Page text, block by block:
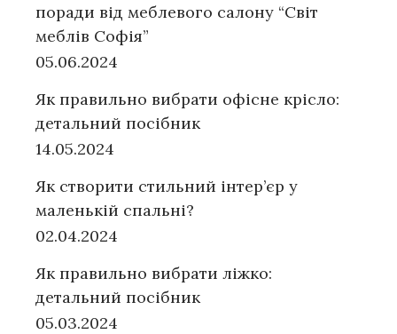
поради від меблевого салону “Світ
меблів Софія”
05.06.2024
Як правильно вибрати офісне крісло:
детальний посібник
14.05.2024
Як створити стильний інтер’єр у
маленькій спальні?
02.04.2024
Як правильно вибрати ліжко:
детальний посібник
05.03.2024